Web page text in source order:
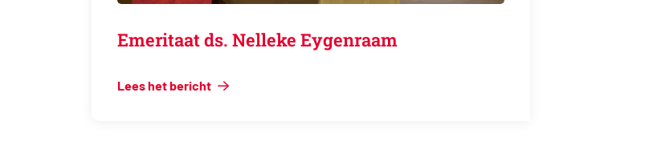
Emeritaat ds. Nelleke Eygenraam
Lees het bericht